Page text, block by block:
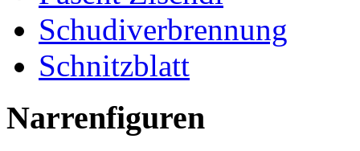
Schudiverbrennung
Schnitzblatt
Narrenfiguren